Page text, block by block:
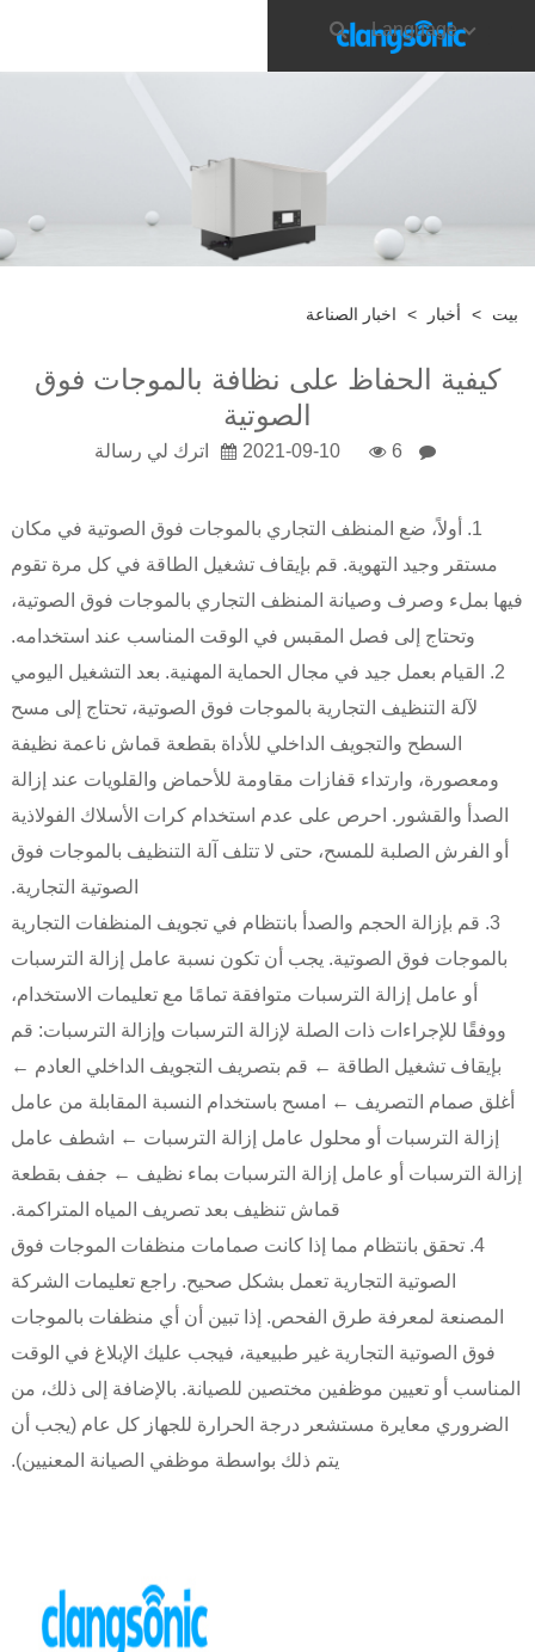
Language
بيت > أخبار > اخبار الصناعة
كيفية الحفاظ على نظافة بالموجات فوق
الصوتية
2021-09-10 6 اترك لي رسالة
1. أولاً، ضع المنظف التجاري بالموجات فوق الصوتية في مكان
مستقر وجيد التهوية. قم بإيقاف تشغيل الطاقة في كل مرة تقوم
فيها بملء وصرف وصيانة المنظف التجاري بالموجات فوق الصوتية،
وتحتاج إلى فصل المقبس في الوقت المناسب عند استخدامه.
2. القيام بعمل جيد في مجال الحماية المهنية. بعد التشغيل اليومي
لآلة التنظيف التجارية بالموجات فوق الصوتية، تحتاج إلى مسح
السطح والتجويف الداخلي للأداة بقطعة قماش ناعمة نظيفة
ومعصورة، وارتداء قفازات مقاومة للأحماض والقلويات عند إزالة
الصدأ والقشور. احرص على عدم استخدام كرات الأسلاك الفولاذية
أو الفرش الصلبة للمسح، حتى لا تتلف آلة التنظيف بالموجات فوق
الصوتية التجارية.
3. قم بإزالة الحجم والصدأ بانتظام في تجويف المنظفات التجارية
بالموجات فوق الصوتية. يجب أن تكون نسبة عامل إزالة الترسبات
أو عامل إزالة الترسبات متوافقة تمامًا مع تعليمات الاستخدام،
ووفقًا للإجراءات ذات الصلة لإزالة الترسبات وإزالة الترسبات: قم
بإيقاف تشغيل الطاقة ← قم بتصريف التجويف الداخلي العادم ←
أغلق صمام التصريف ← امسح باستخدام النسبة المقابلة من عامل
إزالة الترسبات أو محلول عامل إزالة الترسبات ← اشطف عامل
إزالة الترسبات أو عامل إزالة الترسبات بماء نظيف ← جفف بقطعة
قماش تنظيف بعد تصريف المياه المتراكمة.
4. تحقق بانتظام مما إذا كانت صمامات منظفات الموجات فوق
الصوتية التجارية تعمل بشكل صحيح. راجع تعليمات الشركة
المصنعة لمعرفة طرق الفحص. إذا تبين أن أي منظفات بالموجات
فوق الصوتية التجارية غير طبيعية، فيجب عليك الإبلاغ في الوقت
المناسب أو تعيين موظفين مختصين للصيانة. بالإضافة إلى ذلك، من
الضروري معايرة مستشعر درجة الحرارة للجهاز كل عام (يجب أن
يتم ذلك بواسطة موظفي الصيانة المعنيين).